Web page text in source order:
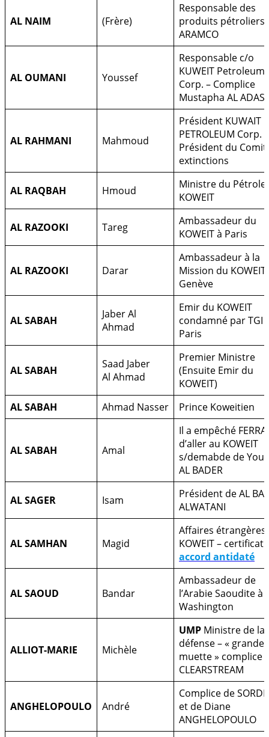
AL NAIM (Frère)
Responsable des
produits pétroliers
ARAMCO
AL OUMANI Youssef
Responsable c/o
KUWEIT Petroleum
Corp. – Complice
Mustapha AL
AL RAHMANI Mahmoud
Président KUWAIT
PETROLEUM Corp. –
Président du
extinctions
AL RAQBAH Hmoud
Ministre du Pétrole
KOWEIT
AL RAZOOKI Tareg
Ambassadeur du
KOWEIT à Paris
AL RAZOOKI Darar
Ambassadeur à la
Mission du KOWEIT
Genève
AL SABAH
Jaber Al
Ahmad
Emir du KOWEIT
condamné par TGI
Paris
AL SABAH
Saad Jaber
Al Ahmad
Premier Ministre
(Ensuite Emir du
KOWEIT)
AL SABAH
Ahmad Nasser Prince Koweitien
AL SABAH Amal
Il a empêché
d’aller au KOWEIT
s/demabde de
AL BADER
AL SAGER Isam
Président de AL
ALWATANI
AL SAMHAN Magid
Affaires étrangères
KOWEIT –
accord antidaté
AL SAOUD Bandar
Ambassadeur de
l’Arabie Saoudite à
Washington
ALLIOT-MARIE Michèle
UMP Ministre de la
défense – « grande
muette » complice
CLEARSTREAM
ANGHELOPOULO André
Complice de
et de Diane
ANGHELOPOULO